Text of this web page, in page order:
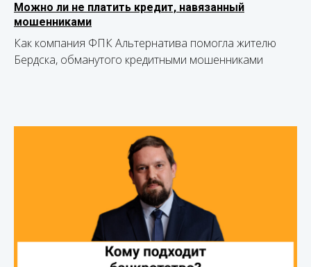
Можно ли не платить кредит, навязанный
мошенниками
Как компания ФПК Альтернатива помогла жителю
Бердска, обманутого кредитными мошенниками